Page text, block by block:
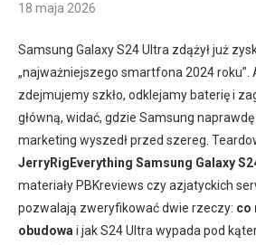
18 maja 2026
Samsung Galaxy S24 Ultra zdążył już
„najważniejszego smartfona 2024 roku”.
zdejmujemy szkło, odklejamy baterię i
główną, widać, gdzie Samsung
marketing wyszedł przed szereg.
JerryRigEverything Samsung Galaxy
materiały PBKreviews czy azjatyckich
pozwalają zweryfikować dwie rzeczy: co
obudowa i jak S24 Ultra wypada pod